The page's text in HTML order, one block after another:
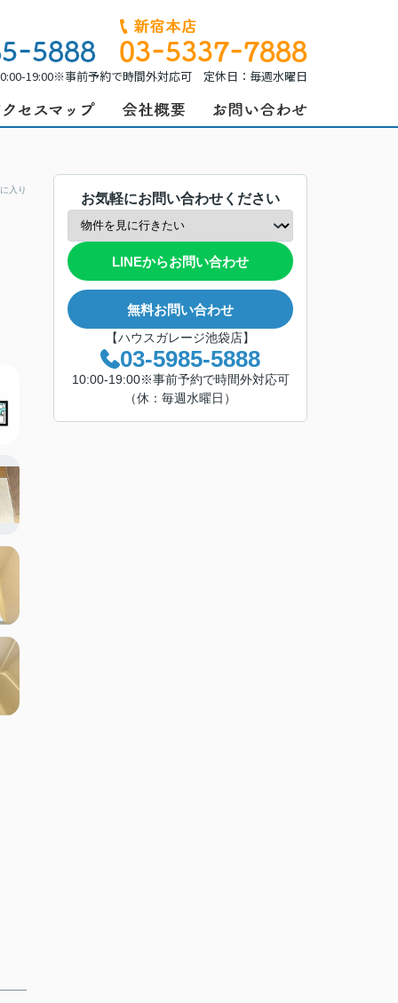
19:00※事前予約で時間外対応可 定休日：毎週水曜日
入り
お気軽にお問い合わせください
LINEからお問い合わせ
無料お問い合わせ
【ハウスガレージ池袋店】
03-5985-5888
10:00-19:00※事前予約で時間外対応可
（休：毎週水曜日）